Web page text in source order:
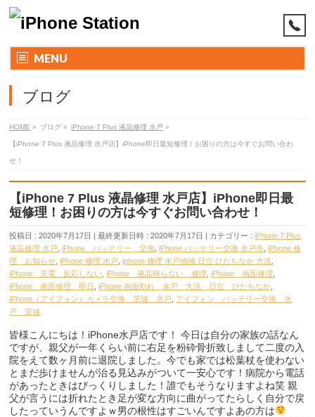
MENU
ブログ
HOME » ブログ » iPhone 7 Plus 液晶修理 水戸 »
【iPhone 7 Plus 液晶修理 水戸店】iPhone即日最短修理！お困りの方は今すぐお問い合わ
せ！
【iPhone 7 Plus 液晶修理 水戸店】iPhone即日最
短修理！お困りの方は今すぐお問い合わせ！
投稿日 : 2020年7月17日 最終更新日時 : 2020年7月17日 カテゴリー :iPhone 7 Plus
液晶修理 水戸 ,iPhone バッテリー 交換 ,iPhone バッテリー交換 水戸市 ,iPhone 修
理 お知らせ ,iPhone 修理 水戸 ,iphone 修理 水戸地域 日立 ひたちなか 大洗
iPhone 充電 反応しない ,iPhone 液晶映らない 修理 ,iPhone 画面修理
iPhone 画面修理 即日
,iPhone 画面割れ 水戸 大洗 日立 ひたちなか
iPhone（アイフォン）カメラ交換 茨城 水戸
アイフォン バッテリー交換 水
戸 茨城
皆様こんにちは！iPhone水戸店です！ 今日は自分の家族の話なん
ですが、親父が一年くらい前に右足を粉砕骨折致しまして二度の入
院をえて数ヶ月前に退院しました。今でも家では松葉杖を使わない
とまだ歩けませんが治る見込みがついて一安心です！病院から電話
があったときはびっくりしました！誰でもそうなりますよね笑 親
父が言うには折れたとき足が変な方向に曲がってたらしく自分で戻
したっていうんですよｗ男の根性はすごいんですよあの方は